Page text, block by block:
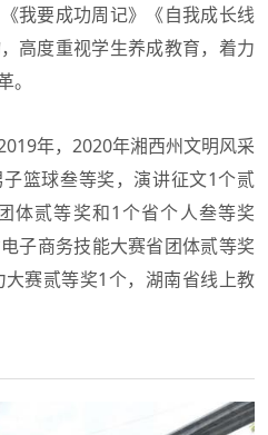
我要成功周记》《自我成长线
高度重视学生养成教育，着力
年，2020年湘西州文明风采
篮球叁等奖，演讲征文1个贰
体贰等奖和1个省个人叁等奖
子商务技能大赛省团体贰等奖
赛贰等奖1个，湖南省线上教